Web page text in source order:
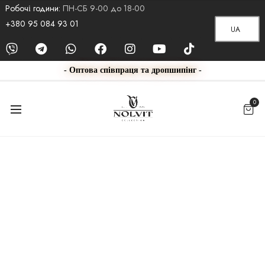
Робочі години: ПН-СБ 9-00 до 18-00
UA
+380 95 084 93 01
- Оптова співпраця та дропшипінг -
0